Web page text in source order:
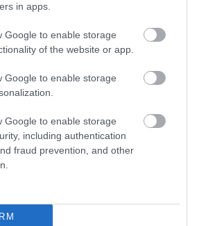
in apps.
Google to enable storage
of the website or app.
Google to enable storage
Google to enable storage
including authentication
fraud prevention, and other
NEM CSAK A RITKASÁGOK
PILLANGÓK CSENDES
ELTŰNÉSE A NAGYOBB
VÉSZJEL